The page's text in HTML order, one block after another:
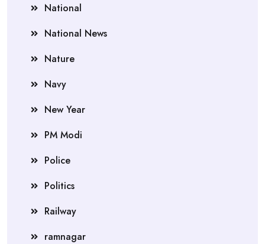
National
National News
Nature
Navy
New Year
PM Modi
Police
Politics
Railway
ramnagar